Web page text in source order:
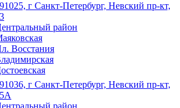
г Санкт-Петербург, Невский пр-кт,
район
Восстания
г Санкт-Петербург, Невский пр-кт,
район